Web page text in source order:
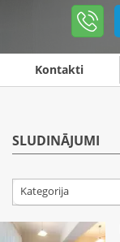
Kontakti
SLUDINĀJUMI
Kategorija